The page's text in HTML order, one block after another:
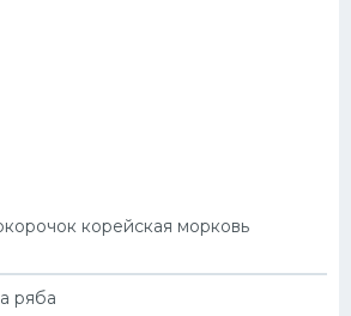
корейская морковь